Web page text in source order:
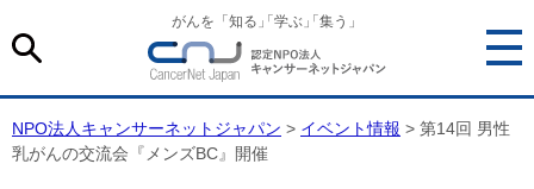
がんを「知る 「学ぶ 「集う」
NPO法人キャンサーネットジャパン > イベント情報 > 第14回 男性
乳がんの交流会『メンズBC』開催